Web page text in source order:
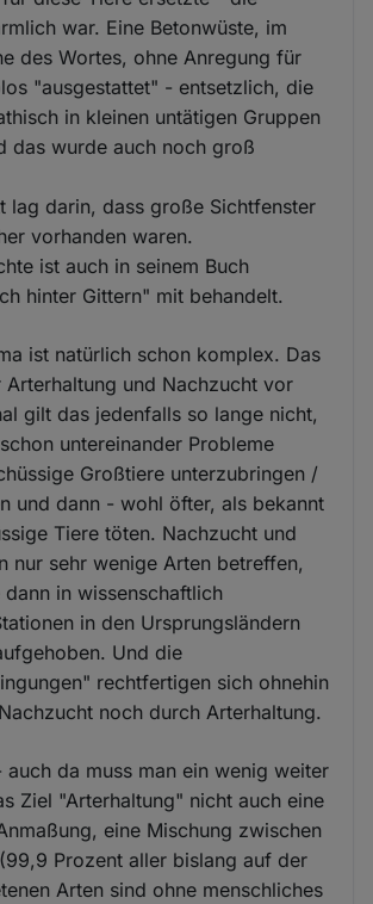
war. Eine Betonwüste, im
des Wortes, ohne Anregung für
"ausgestattet" - entsetzlich, die
in kleinen untätigen Gruppen
das wurde auch noch groß
lag darin, dass große Sichtfenster
vorhanden waren.
ist auch in seinem Buch
hinter Gittern" mit behandelt.
ist natürlich schon komplex. Das
Arterhaltung und Nachzucht vor
gilt das jedenfalls so lange nicht,
untereinander Probleme
Großtiere unterzubringen /
und dann - wohl öfter, als bekannt
Tiere töten. Nachzucht und
nur sehr wenige Arten betreffen,
in wissenschaftlich
in den Ursprungsländern
Und die
rechtfertigen sich ohnehin
noch durch Arterhaltung.
auch da muss man ein wenig weiter
Ziel "Arterhaltung" nicht auch eine
eine Mischung zwischen
Prozent aller bislang auf der
Arten sind ohne menschliches